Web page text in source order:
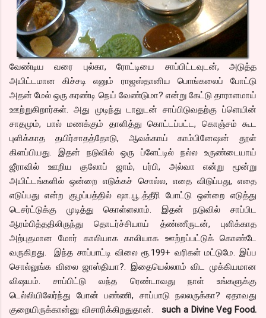
வேண்டிய வரை புல்கா, ரோட்டியை சாப்பிட்டவுடன், அடுத்த
அயிட்டமான கிச்சடி எனும் ராஜஸ்தானிய பொங்கலைப் போட்டு
அதன் மேல் ஒரு கரண்டி நெய் வேண்டுமா? என்று கேட்டு தாராளமாய்
ஊற்றுகிறார்கள். அது முடிந்து டாலுடன் சாப்பிடுவதற்கு ப்ளெயின்
சாதமும், பால் மணக்கும் தாளித்து கொட்டப்பட்ட, கொஞ்சம் கூட
புளிக்காத தயிர்சாதத்தோடு, ஆவக்காய் காம்பினேஷன் தூள்
கிளப்பியது. இதன் நடுவில் ஒரு ப்ளேட்டில் நல்ல உருண்டையாய்
ஜீராவில் ஊறிய குலோப் ஜாம், பர்பி, அல்வா என்று மூன்று
அயிட்டங்களில் ஒன்றை எடுக்கச் சொல்ல, எதை விடுப்பது, எதை
எடுப்பது என்ற குழப்பத்தில் ஷா..பூ..த்தீரி போட்டு ஒன்றை எடுத்து
டெசர்ட்டுக்கு முடித்து கொள்ளலாம். இதன் நடுவில் சாப்பிட
ஆரம்பித்ததிலிருந்து தொடர்ச்சியாய் த்ண்ணீருடன், புளிக்காத
அற்புதமான மோர் காலியாக காலியாக ஊற்றப்பட்டுக் கொண்டே
வருகிறது. இந்த சாப்பாட்டி விலை ரூ.199+ வரிகள் மட்டுமே. இப்ப
சொல்லுங்க விலை ஜாஸ்தியா?. இதையெல்லாம் விட முக்கியமான
விஷயம். சாப்பிட்டு வந்த ரெண்டாவது நாள் உங்களுக்கு
டெல்லியிலேர்ந்து போன் பண்ணி, சாப்பாடு நலலருக்கா? ஏதாவது
குறையிருக்கான்னு விசாரிக்கிறதுதான். such a Divine Veg Food.